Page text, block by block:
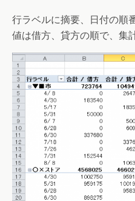
行ラベルに摘要、日付の順
値は借方、貸方の順で、集